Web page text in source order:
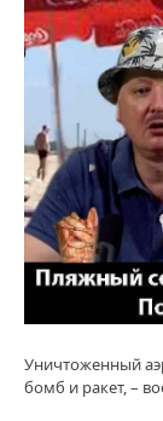
Уничтоженный
бомб и ракет, –